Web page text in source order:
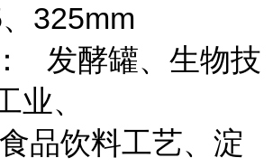
、 325mm
发酵罐、生物技
业、
食品饮料工艺、淀